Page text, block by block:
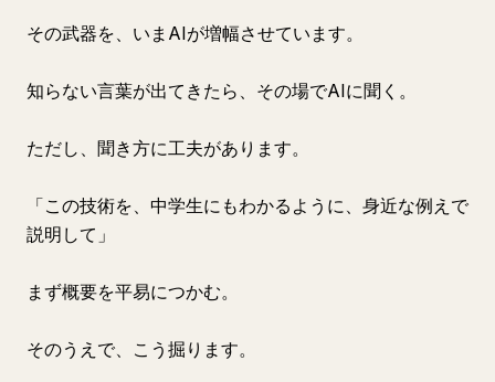
その武器を、いまAIが増幅させています。
知らない言葉が出てきたら、その場でAIに聞く。
ただし、聞き方に工夫があります。
「この技術を、中学生にもわかるように、身近な例えで
説明して」
まず概要を平易につかむ。
そのうえで、こう掘ります。